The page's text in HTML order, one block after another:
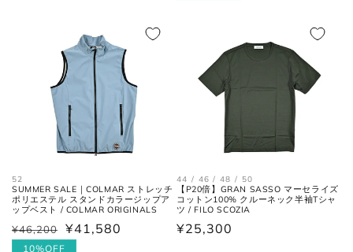
52
SUMMER SALE｜COLMAR ストレッチ
ポリエステル スタンドカラージップア
ップベスト / COLMAR ORIGINALS
通
¥46,200
セ
¥41,580
10%OFF
44 / 46 / 48 / 50
【P20倍】GRAN SASSO マーセライズ
コットン100% クルーネック半袖Tシャ
ツ / FILO SCOZIA
通
¥25,300
大剣幅 大剣の剣先幅。
シューズ
全長
アウトソールに沿って前後の先端
を結んだ長さ。